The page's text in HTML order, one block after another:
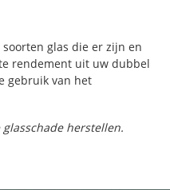
glas die er zijn en
rendement uit uw dubbel
gebruik van het
herstellen.